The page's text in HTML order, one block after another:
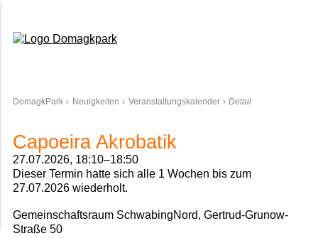
DomagkPark Neuigkeiten Veranstaltungskalender Detail
Capoeira Akrobatik
27.07.2026, 18:10–18:50
Dieser Termin hatte sich alle 1 Wochen bis zum
27.07.2026 wiederholt.
Gemeinschaftsraum SchwabingNord, Gertrud-Grunow-
Straße 50